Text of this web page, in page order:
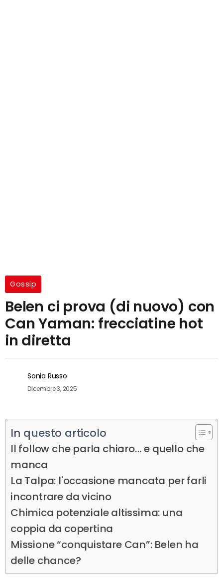
Gossip
Belen ci prova (di nuovo) con
Can Yaman: frecciatine hot
in diretta
Sonia Russo
Dicembre 3, 2025
In questo articolo
Il follow che parla chiaro… e quello che
manca
La Talpa: l'occasione mancata per farli
incontrare da vicino
Chimica potenziale altissima: una
coppia da copertina
Missione “conquistare Can”: Belen ha
delle chance?